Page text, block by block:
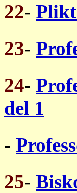
22-
23-
24-
del 1
-
25-